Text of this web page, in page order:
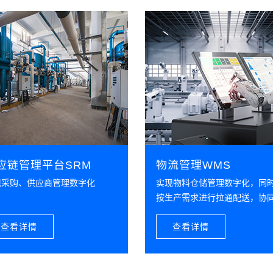
理，利用
自动判定
6、碳中
通过恒行
入、可视
利用能源
7、大数
利用恒行
链管理平台SRM
购、供应商管理数字化
查看详情
物流管理WMS
实现物料仓储管理数字化，同
按生产需求进行拉通配送，协
行；查看详情